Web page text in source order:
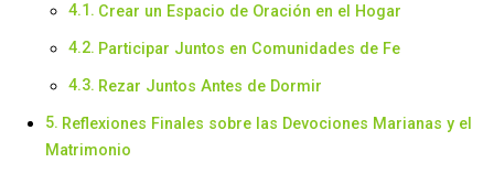
Crear un Espacio de Oración en el Hogar
Participar Juntos en Comunidades de Fe
Rezar Juntos Antes de Dormir
Reflexiones Finales sobre las Devociones Marianas y el
Matrimonio